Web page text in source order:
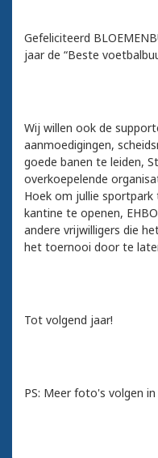
Gefeliciteerd
jaar de “Beste
Wij willen ook de
aanmoedigingen,
goede banen te leiden,
overkoepelende
Hoek om jullie sportpark
kantine te openen,
andere vrijwilligers die
het toernooi door te
Tot volgend jaar!
PS: Meer foto's volgen